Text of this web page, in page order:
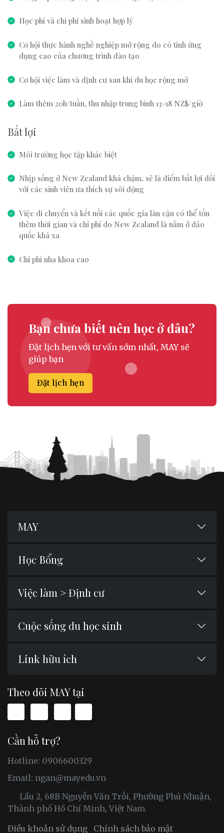
Học phí và chi phí sinh hoạt hợp lý
Cơ hội thực hành nghề nghiệp mở rộng do có tính ứng
dụng cao của chương trình đào tạo
Cơ hội việc làm và định cư sau khi du học rộng mở
Làm thêm 20h/tuần, thu nhập trung bình 13-18 NZ$/giờ
Bất lợi
Môi trường học tập khác biệt
Nhịp sống ở New Zealand khá chậm, sẽ là điểm bất lợi đối
với các sinh viên ưa thích sự sôi động
Việc di chuyển và kết nối các quốc gia lân cận có thể tốn
thêm thời gian và chi phí do New Zealand là nằm ở đảo
quốc khá xa
Chi phí nha khoa cao
Bạn chưa biết nên học ở đâu?
Đặt lịch hẹn với tư vấn sớm nhất, MAY sẽ
giúp bạn
Đặt lịch hẹn
MAY
Học Bổng
Việc làm > Định cư
Cuộc sống du học sinh
Link hữu ích
Theo dõi MAY tại
Cần hỗ trợ?
Hotline: 0906600329
Email: ngan@mayedu.vn
Lầu 2, 68B Nguyễn Văn Trỗi, Phường Phú Nhuận,
Thành phố Hồ Chí Minh, Việt Nam.
Điều khoản sử dụng
Chính sách bảo mật